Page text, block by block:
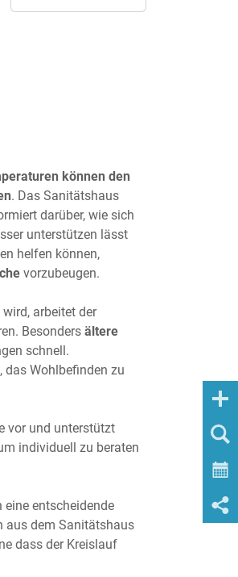
können den
. Das Sanitätshaus
darüber, wie sich
unterstützen lässt
helfen können,
vorzubeugen.
arbeitet der
Besonders ältere
schnell.
das Wohlbefinden zu
vor und unterstützt
individuell zu beraten
eine entscheidende
aus dem Sanitätshaus
dass der Kreislauf